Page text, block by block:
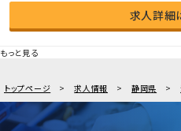
求人詳細
もっと見る
トップページ 求人情報 静岡県